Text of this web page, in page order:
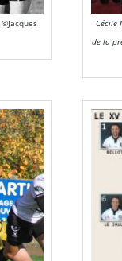
©Jacques
Cécile
de la